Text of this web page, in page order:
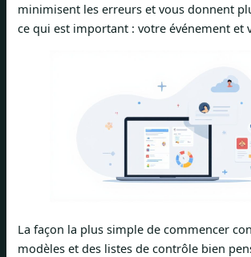
minimisent les erreurs et vous donnent
ce qui est important : votre événement et
La façon la plus simple de commencer
modèles et des listes de contrôle bien